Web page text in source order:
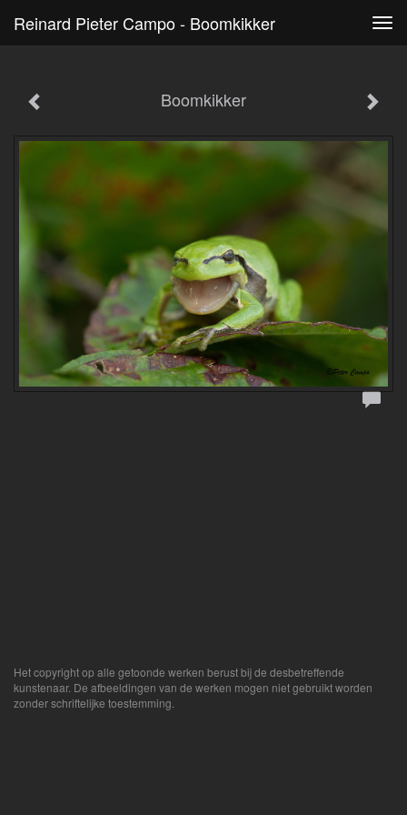
Reinard Pieter Campo - Boomkikker
Boomkikker
Het copyright op alle getoonde werken berust bij de desbetreffende
kunstenaar. De afbeeldingen van de werken mogen niet gebruikt worden
zonder schriftelijke toestemming.